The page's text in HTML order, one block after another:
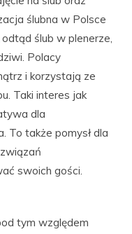
ślubna w Polsce
ślub w plenerze,
Polacy
i korzystają ze
Taki interes jak
dla
To także pomysł dla
swoich gości.
tym względem